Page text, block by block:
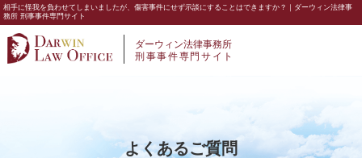
相手に怪我を負わせてしまいましたが、傷害事件にせず示談にすることはできますか？｜ダーウィン法律事
務所 刑事事件専門サイト
ダーウィン法律事務所
刑事事件専門サイト
よくあるご質問